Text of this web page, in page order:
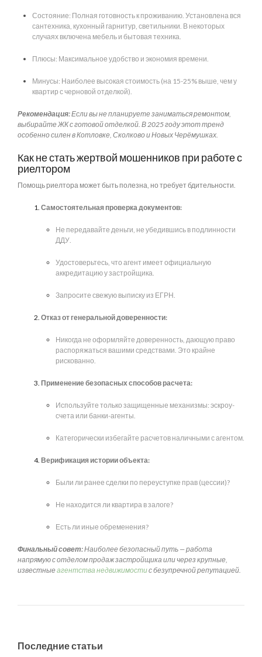
Состояние: Полная готовность к проживанию. Установлена вся
сантехника, кухонный гарнитур, светильники. В некоторых
случаях включена мебель и бытовая техника.
Плюсы: Максимальное удобство и экономия времени.
Минусы: Наиболее высокая стоимость (на 15-25% выше, чем у
квартир с черновой отделкой).
Рекомендация:Если вы не планируете заниматься ремонтом,
выбирайте ЖК с готовой отделкой. В 2025 году этот тренд
особенно силен в Котловке, Сколково и Новых Черёмушках.
Как не стать жертвой мошенников при работе с
риелтором
Помощь риелтора может быть полезна, но требует бдительности.
Самостоятельная проверка документов:
Не передавайте деньги, не убедившись в подлинности
ДДУ.
Удостоверьтесь, что агент имеет официальную
аккредитацию у застройщика.
Запросите свежую выписку из ЕГРН.
Отказ от генеральной доверенности:
Никогда не оформляйте доверенность, дающую право
распоряжаться вашими средствами. Это крайне
рискованно.
Применение безопасных способов расчета:
Используйте только защищенные механизмы: эскроу-
счета или банки-агенты.
Категорически избегайте расчетов наличными с агентом.
Верификация истории объекта:
Были ли ранее сделки по переуступке прав (цессии)?
Не находится ли квартира в залоге?
Есть ли иные обременения?
Финальный совет:Наиболее безопасный путь — работа
напрямую с отделом продаж застройщика или через крупные,
известныеагентства недвижимостис безупречной репутацией.
Последние статьи